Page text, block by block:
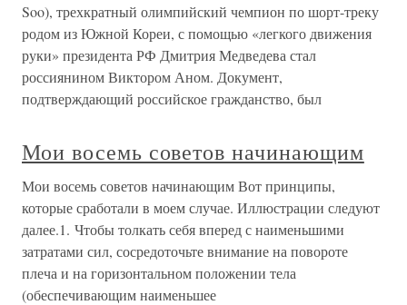
Soo), трехкратный олимпийский чемпион по шорт-треку
родом из Южной Кореи, с помощью «легкого движения
руки» президента РФ Дмитрия Медведева стал
россиянином Виктором Аном. Документ,
подтверждающий российское гражданство, был
Мои восемь советов начинающим
Мои восемь советов начинающим Вот принципы,
которые сработали в моем случае. Иллюстрации следуют
далее.1. Чтобы толкать себя вперед с наименьшими
затратами сил, сосредоточьте внимание на повороте
плеча и на горизонтальном положении тела
(обеспечивающим наименьшее